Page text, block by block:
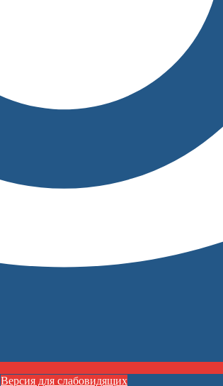
Версия для слабовидящих